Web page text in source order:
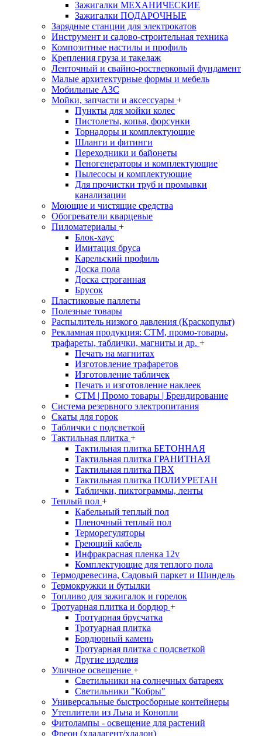
Зажигалки МЕХАНИЧЕСКИЕ
Зажигалки ПОДАРОЧНЫЕ
Зарядные станции для электрокатов
Инструмент и садово-строительная техника
Композитные настилы и профиль
Крепления груза и такелаж
Ленточный и свайно-ростверковый фундамент
Малые архитектурные формы и мебель
Мобильные АЗС
Мойки, запчасти и аксессуары +
Пункты для мойки колес
Пистолеты, копья, форсунки
Торнадоры и комплектующие
Шланги и фитинги
Переходники и байонеты
Пеногенераторы и комплектующие
Пылесосы и комплектующие
Для прочистки труб и промывки
канализации
Моющие и чистящие средства
Обогреватели кварцевые
Пиломатериалы +
Блок-хаус
Имитация бруса
Карельский профиль
Доска пола
Доска строганная
Брусок
Пластиковые паллеты
Полезные товары
Распылитель низкого давления (Краскопульт)
Рекламная продукция: CTM, промо-товары,
трафареты, таблички, магниты и др. +
Печать на магнитах
Изготовление трафаретов
Изготовление табличек
Печать и изготовление наклеек
CTM | Промо товары | Брендирование
Система резервного электропитания
Скаты для горок
Таблички с подсветкой
Тактильная плитка +
Тактильная плитка БЕТОННАЯ
Тактильная плитка ГРАНИТНАЯ
Тактильная плитка ПВХ
Тактильная плитка ПОЛИУРЕТАН
Таблички, пиктограммы, ленты
Теплый пол +
Кабельный теплый пол
Пленочный теплый пол
Терморегуляторы
Греющий кабель
Инфракрасная пленка 12v
Комплектующие для теплого пола
Термодревесина, Садовый паркет и Шиндель
Термокружки и бутылки
Топливо для зажигалок и горелок
Тротуарная плитка и бордюр +
Тротуарная брусчатка
Тротуарная плитка
Бордюрный камень
Тротуарная плитка с подсветкой
Другие изделия
Уличное освещение +
Светильники на солнечных батареях
Светильники "Кобры"
Универсальные быстросборные контейнеры
Утеплители из Льна и Конопли
Фитолампы - освещение для растений
Фреон (хладагент/хладон)